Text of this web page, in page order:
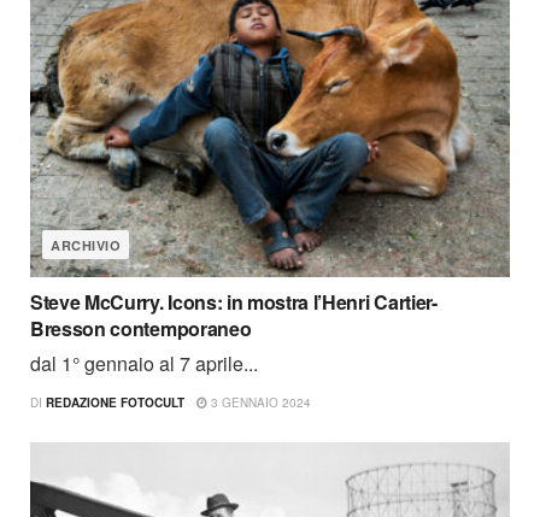
ARCHIVIO
Steve McCurry. Icons: in mostra l’Henri Cartier-
Bresson contemporaneo
dal 1° gennaio al 7 aprile...
DI REDAZIONE FOTOCULT 3 GENNAIO 2024